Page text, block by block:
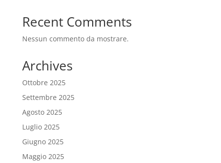
Recent Comments
Nessun commento da mostrare.
Archives
Ottobre 2025
Settembre 2025
Agosto 2025
Luglio 2025
Giugno 2025
Maggio 2025